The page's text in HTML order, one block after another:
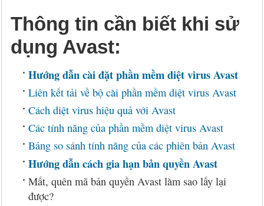
Thông tin cần biết khi sử
dụng Avast:
Hướng dẫn cài đặt phần mềm diệt virus Avast
Liên kết tải về bộ cài phần mềm diệt virus Avast
Cách diệt virus hiệu quả với Avast
Các tính năng của phần mềm diệt virus Avast
Bảng so sánh tính năng của các phiên bản Avast
Hướng dẫn cách gia hạn bản quyền Avast
Mất, quên mã bản quyền Avast làm sao lấy lại
được?